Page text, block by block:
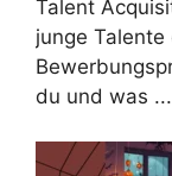
Talent
junge
du und was ...